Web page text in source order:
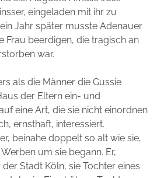
eingeladen mit ihr zu
Jahr später musste Adenauer
Frau beerdigen, die tragisch an
war.
als die Männer die Gussie
der Eltern ein- und
eine Art, die sie nicht einordnen
ernsthaft, interessiert.
beinahe doppelt so alt wie sie,
um sie begann. Er,
Stadt Köln, sie Tochter eines